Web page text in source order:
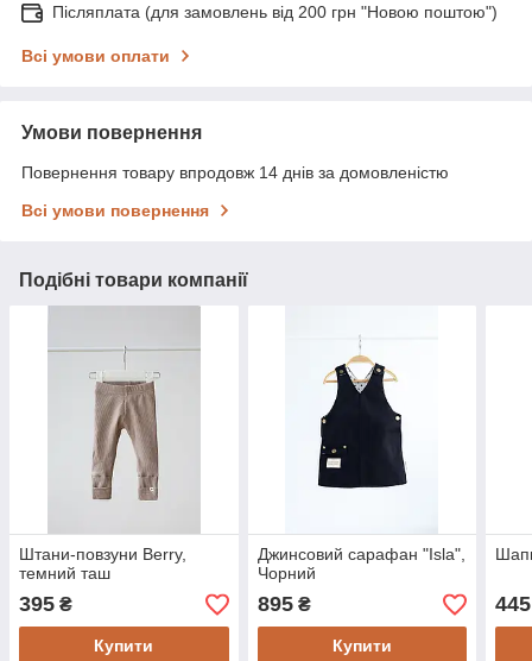
Післяплата (для замовлень від 200 грн "Новою поштою")
Всі умови оплати
Умови повернення
Повернення товару впродовж 14 днів за домовленістю
Всі умови повернення
Подібні товари компанії
Штани-повзуни Berry,
темний таш
395 ₴
Купити
Джинсовий сарафан "Isla",
Чорний
895₴
Купити
445